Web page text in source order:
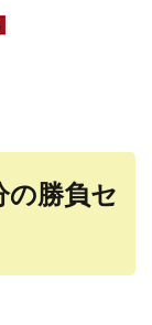
の勝負セ